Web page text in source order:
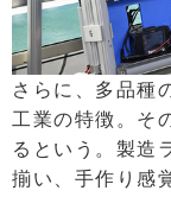
さらに、多品種
工業の特徴。そ
るという。製造
揃い、手作り感